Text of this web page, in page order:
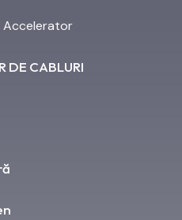
DE CABLURI